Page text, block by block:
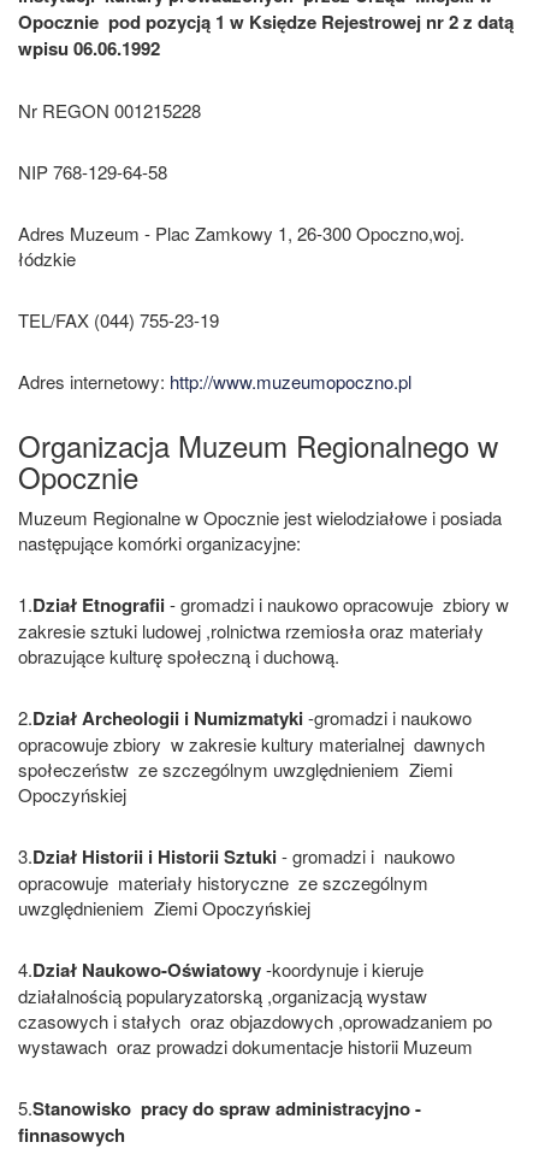
Opocznie pod pozycją 1 w Księdze Rejestrowej nr 2 z datą
wpisu 06.06.1992
Nr REGON 001215228
NIP 768-129-64-58
Adres Muzeum - Plac Zamkowy 1, 26-300 Opoczno,woj.
łódzkie
TEL/FAX (044) 755-23-19
Adres internetowy: http://www.muzeumopoczno.pl
Organizacja Muzeum Regionalnego w
Opocznie
Muzeum Regionalne w Opocznie jest wielodziałowe i posiada
następujące komórki organizacyjne:
1.Dział Etnografii- gromadzi i naukowo opracowuje zbiory w
zakresie sztuki ludowej ,rolnictwa rzemiosła oraz materiały
obrazujące kulturę społeczną i duchową.
2.Dział Archeologii i Numizmatyki-gromadzi i naukowo
opracowuje zbiory w zakresie kultury materialnej dawnych
społeczeństw ze szczególnym uwzględnieniem Ziemi
Opoczyńskiej
3.Dział Historii i Historii Sztuki- gromadzi i naukowo
opracowuje materiały historyczne ze szczególnym
uwzględnieniem Ziemi Opoczyńskiej
4.Dział Naukowo-Oświatowy-koordynuje i kieruje
działalnością popularyzatorską ,organizacją wystaw
czasowych i stałych oraz objazdowych ,oprowadzaniem po
wystawach oraz prowadzi dokumentacje historii Muzeum
5.Stanowisko pracy do spraw administracyjno -
finnasowych